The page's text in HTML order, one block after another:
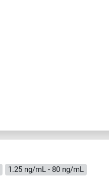
1.25 ng/mL - 80 ng/mL